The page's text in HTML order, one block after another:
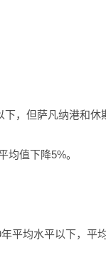
但萨凡纳港和休
值下降5%。
均水平以下，平